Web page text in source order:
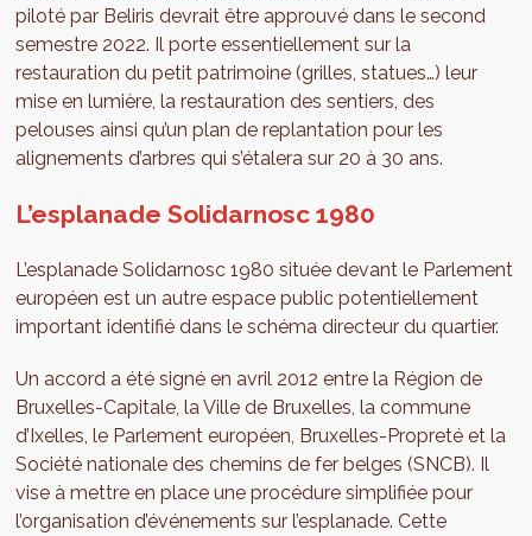
piloté par Beliris devrait être approuvé dans le second
semestre 2022. Il porte essentiellement sur la
restauration du petit patrimoine (grilles, statues…) leur
mise en lumière, la restauration des sentiers, des
pelouses ainsi qu’un plan de replantation pour les
alignements d’arbres qui s’étalera sur 20 à 30 ans.
L’esplanade Solidarnosc 1980
L’esplanade Solidarnosc 1980 située devant le Parlement
européen est un autre espace public potentiellement
important identifié dans le schéma directeur du quartier.
Un accord a été signé en avril 2012 entre la Région de
Bruxelles-Capitale, la Ville de Bruxelles, la commune
d’Ixelles, le Parlement européen, Bruxelles-Propreté et la
Société nationale des chemins de fer belges (SNCB). Il
vise à mettre en place une procédure simplifiée pour
l’organisation d’événements sur l’esplanade. Cette